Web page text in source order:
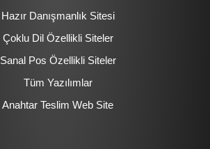
Hazır Danışmanlık Sitesi
Çoklu Dil Özellikli Siteler
Sanal Pos Özellikli Siteler
Tüm Yazılımlar
Anahtar Teslim Web Site